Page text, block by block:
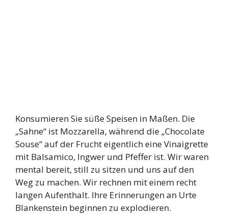
Konsumieren Sie süße Speisen in Maßen. Die
„Sahne“ ist Mozzarella, während die „Chocolate
Souse“ auf der Frucht eigentlich eine Vinaigrette
mit Balsamico, Ingwer und Pfeffer ist. Wir waren
mental bereit, still zu sitzen und uns auf den
Weg zu machen. Wir rechnen mit einem recht
langen Aufenthalt. Ihre Erinnerungen an Urte
Blankenstein beginnen zu explodieren.